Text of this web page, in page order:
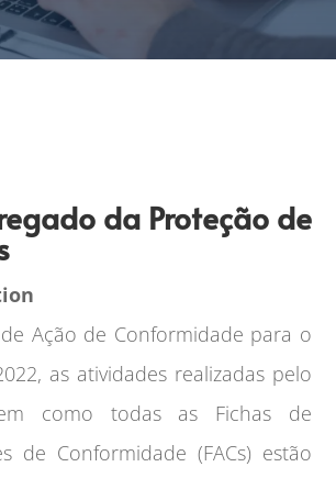
da Proteção de
Ação de Conformidade para o
as atividades realizadas pelo
como todas as Fichas de
de Conformidade (FACs) estão